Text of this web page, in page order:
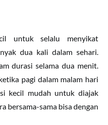
untuk selalu menyikat
dua kali dalam sehari.
durasi selama dua menit.
pagi dalam malam hari
kecil mudah untuk diajak
bersama-sama bisa dengan